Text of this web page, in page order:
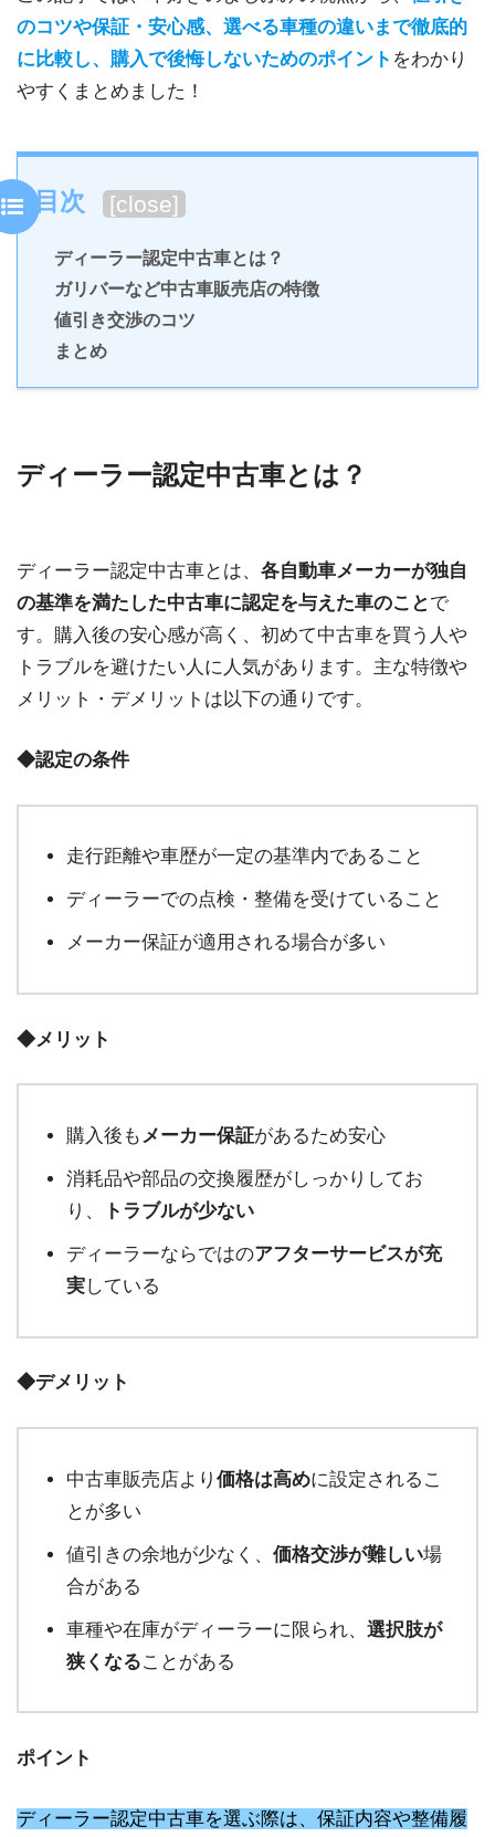
のコツや保証・安心感、選べる車種の違いまで徹底的
に比較し、購入で後悔しないためのポイント をわかり
やすくまとめました！
目次 [close]
ディーラー認定中古車とは？
ガリバーなど中古車販売店の特徴
値引き交渉のコツ
まとめ
ディーラー認定中古車とは？
ディーラー認定中古車とは、 各自動車メーカーが独自
の基準を満たした中古車に認定を与えた車のこと で
す。購入後の安心感が高く、初めて中古車を買う人や
トラブルを避けたい人に人気があります。主な特徴や
メリット・デメリットは以下の通りです。
◆認定の条件
走行距離や車歴が一定の基準内であること
ディーラーでの点検・整備を受けていること
メーカー保証が適用される場合が多い
◆メリット
購入後もメーカー保証があるため安心
消耗品や部品の交換履歴がしっかりしてお
り、
トラブルが少ない
ディーラーならではのアフターサービスが充
実している
◆デメリット
中古車販売店より 価格は高めに設定されるこ
とが多い
値引きの余地が少なく、 価格交渉が難しい場
合がある
車種や在庫がディーラーに限られ、 選択肢が
狭くなることがある
ポイント
ディーラー認定中古車を選ぶ際は、保証内容や整備履